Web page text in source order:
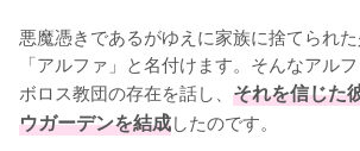
悪魔憑きであるがゆえに家族に捨てられ
「アルファ」と名付けます。そんなアル
ボロス教団の存在を話し、 それを信じた
ウガーデンを結成したのです。